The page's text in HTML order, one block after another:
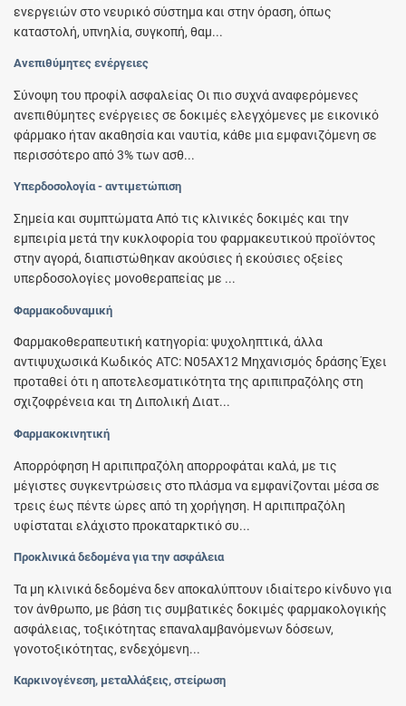
ενεργειών στο νευρικό σύστημα και στην όραση, όπως
καταστολή, υπνηλία, συγκοπή, θαμ...
Ανεπιθύμητες ενέργειες
Σύνοψη του προφίλ ασφαλείας Οι πιο συχνά αναφερόμενες
ανεπιθύμητες ενέργειες σε δοκιμές ελεγχόμενες με εικονικό
φάρμακο ήταν ακαθησία και ναυτία, κάθε μια εμφανιζόμενη σε
περισσότερο από 3% των ασθ...
Υπερδοσολογία - αντιμετώπιση
Σημεία και συμπτώματα Από τις κλινικές δοκιμές και την
εμπειρία μετά την κυκλοφορία του φαρμακευτικού προϊόντος
στην αγορά, διαπιστώθηκαν ακούσιες ή εκούσιες οξείες
υπερδοσολογίες μονοθεραπείας με ...
Φαρμακοδυναμική
Φαρμακοθεραπευτική κατηγορία: ψυχοληπτικά, άλλα
αντιψυχωσικά Κωδικός ATC: N05AX12 Μηχανισμός δράσης Έχει
προταθεί ότι η αποτελεσματικότητα της αριπιπραζόλης στη
σχιζοφρένεια και τη Διπολική Διατ...
Φαρμακοκινητική
Απορρόφηση Η αριπιπραζόλη απορροφάται καλά, με τις
μέγιστες συγκεντρώσεις στο πλάσμα να εμφανίζονται μέσα σε
τρεις έως πέντε ώρες από τη χορήγηση. Η αριπιπραζόλη
υφίσταται ελάχιστο προκαταρκτικό συ...
Προκλινικά δεδομένα για την ασφάλεια
Τα μη κλινικά δεδομένα δεν αποκαλύπτουν ιδιαίτερο κίνδυνο για
τον άνθρωπο, με βάση τις συμβατικές δοκιμές φαρμακολογικής
ασφάλειας, τοξικότητας επαναλαμβανόμενων δόσεων,
γονοτοξικότητας, ενδεχόμενη...
Καρκινογένεση, μεταλλάξεις, στείρωση